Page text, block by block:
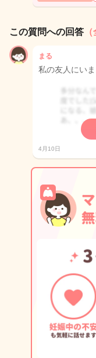
この質問への回答
まる
私の友人にい
4月10日